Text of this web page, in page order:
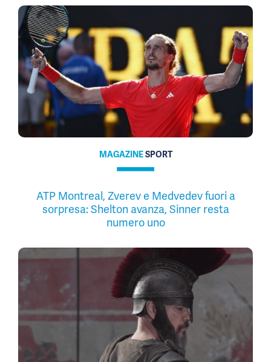
MAGAZINESPORT
ATP Montreal, Zverev e Medvedev fuori a
sorpresa: Shelton avanza, Sinner resta
numero uno